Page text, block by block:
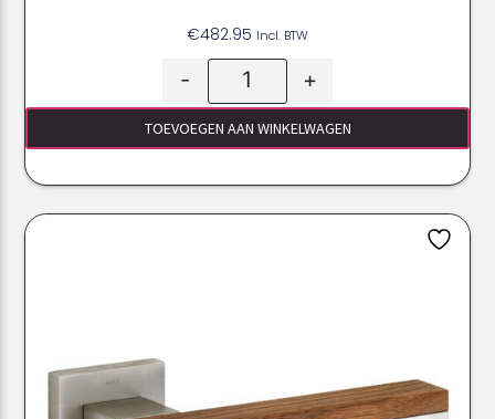
€482.95 Incl. BTW
- +
TOEVOEGEN AAN WINKELWAGEN